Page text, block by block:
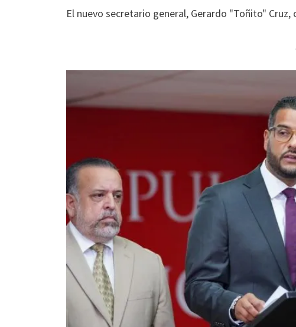
El nuevo secretario general, Gerardo "Toñito"